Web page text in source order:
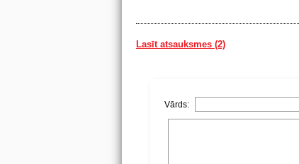
Lasīt atsauksmes (2)
Vārds: